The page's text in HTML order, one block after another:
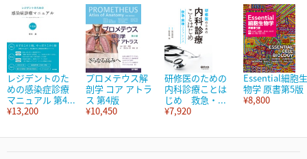
レジデントのた
めの感染症診療
マニュアル 第4...
¥13,200
プロメテウス解
剖学 コア アトラ
ス 第4版
¥10,450
研修医のための
内科診療ことは
じめ 救急・...
¥7,920
Essential細胞生
物学 原書第5版
¥8,800